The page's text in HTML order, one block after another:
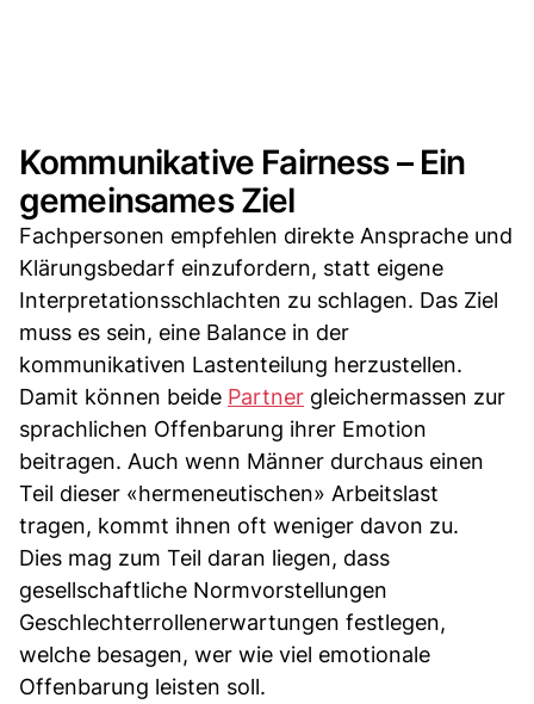
Kommunikative Fairness – Ein
gemeinsames Ziel
Fachpersonen empfehlen direkte Ansprache und
Klärungsbedarf einzufordern, statt eigene
Interpretationsschlachten zu schlagen. Das Ziel
muss es sein, eine Balance in der
kommunikativen Lastenteilung herzustellen.
Damit können beide Partner gleichermassen zur
sprachlichen Offenbarung ihrer Emotion
beitragen. Auch wenn Männer durchaus einen
Teil dieser «hermeneutischen» Arbeitslast
tragen, kommt ihnen oft weniger davon zu.
Dies mag zum Teil daran liegen, dass
gesellschaftliche Normvorstellungen
Geschlechterrollenerwartungen festlegen,
welche besagen, wer wie viel emotionale
Offenbarung leisten soll.